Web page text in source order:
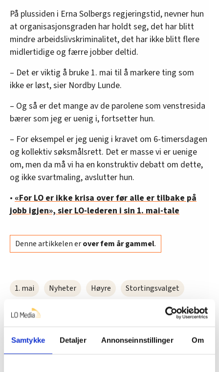
Samtykke Detaljer Annonseinnstillinger Om
På plussiden i Erna Solbergs regjeringstid, nevner hun
at organisasjonsgraden har holdt seg, det har blitt
mindre arbeidslivskriminalitet, det har ikke blitt flere
midlertidige og færre jobber deltid.
– Det er viktig å bruke 1. mai til å markere ting som
ikke er løst, sier Nordby Lunde.
– Og så er det mange av de parolene som venstresida
bærer som jeg er uenig i, fortsetter hun.
– For eksempel er jeg uenig i kravet om 6-timersdagen
og kollektiv søksmålsrett. Det er masse vi er uenige
om, men da må vi ha en konstruktiv debatt om dette,
og ikke svartmaling, avslutter hun.
• «For LO er ikke krisa over før alle er tilbake på
jobb igjen», sier LO-lederen i sin 1. mai-tale
Denne artikkelen erover fem år gammel.
1. mai Nyheter Høyre Stortingsvalget
heidi nordby lunde
Del artikkel